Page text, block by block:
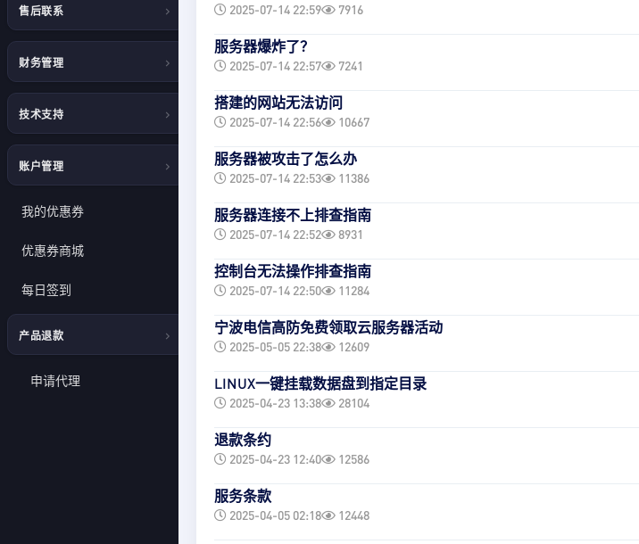
虚拟主机
SCDN盾
推广赚钱/月入5K
代理对接
我的拼团
售后联系
官方①群499444490
官方②群497768686
财务管理
账户充值
交易记录
技术支持
提交工单
帮助中心
新闻中心
资源下载
账户管理
实名认证
系统日志
我的优惠券
优惠券商城
每日签到
产品退款
申请退款
申请代理
2025-07-14 22:59 7916
服务器爆炸了？
2025-07-14 22:57 7241
搭建的网站无法访问
2025-07-14 22:56 10667
服务器被攻击了怎么办
2025-07-14 22:53 11386
服务器连接不上排查指南
2025-07-14 22:52 8931
​​控制台无法操作排查指南​​
2025-07-14 22:50 11284
宁波电信高防免费领取云服务器活动
2025-05-05 22:38 12609
LINUX一键挂载数据盘到指定目录
2025-04-23 13:38 28104
退款条约
2025-04-23 12:40 12586
服务条款
2025-04-05 02:18 12448